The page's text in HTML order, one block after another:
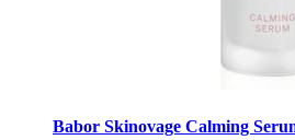
Babor Skinovage Calming